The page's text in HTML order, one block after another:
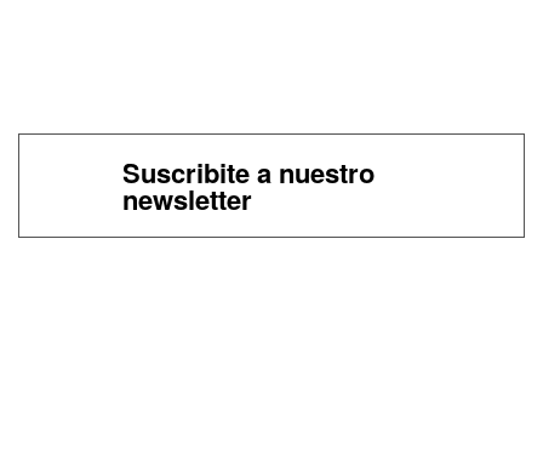
Suscribite a nuestro
newsletter